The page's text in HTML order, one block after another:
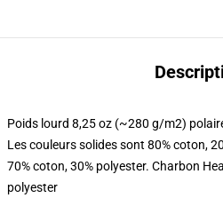
Poids lourd 8,25 oz (~280 g/m2)
Les couleurs solides sont 80% coton,
70% coton, 30% polyester. Charbon
polyester